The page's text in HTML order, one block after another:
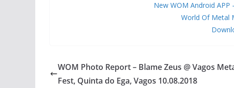
New WOM Android APP
World Of Metal
WOM Photo Report – Blame Zeus @ Vagos
Fest, Quinta do Ega, Vagos 10.08.2018